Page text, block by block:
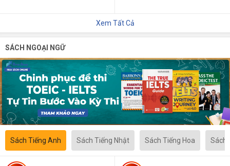
Xem Tất Cả
SÁCH NGOẠI NGỮ
Sách Tiếng Anh Sách Tiếng Nhật Sách Tiếng Hoa Sách